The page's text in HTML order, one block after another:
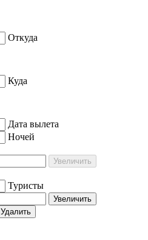
Откуда
Куда
Дата вылета
Ночей
Увеличить
Туристы
Увеличить
Удалить